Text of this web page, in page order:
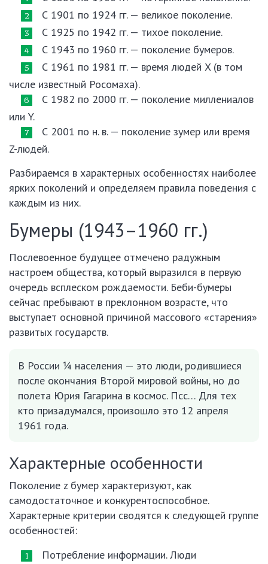
С 1901 по 1924 гг. — великое поколение.
С 1925 по 1942 гг. — тихое поколение.
С 1943 по 1960 гг. — поколение бумеров.
С 1961 по 1981 гг. — время людей X (в том
числе известный Росомаха).
С 1982 по 2000 гг. — поколение миллениалов
или Y.
С 2001 по н. в. — поколение зумер или время
Z-людей.
Разбираемся в характерных особенностях наиболее
ярких поколений и определяем правила поведения с
каждым из них.
Бумеры (1943–1960 гг.)
Послевоенное будущее отмечено радужным
настроем общества, который выразился в первую
очередь всплеском рождаемости. Беби-бумеры
сейчас пребывают в преклонном возрасте, что
выступает основной причиной массового «старения»
развитых государств.
В России ¼ населения — это люди, родившиеся
после окончания Второй мировой войны, но до
полета Юрия Гагарина в космос. Псс… Для тех
кто призадумался, произошло это 12 апреля
1961 года.
Характерные особенности
Поколение z бумер характеризуют, как
самодостаточное и конкурентоспособное.
Характерные критерии сводятся к следующей группе
особенностей:
Потребление информации. Люди